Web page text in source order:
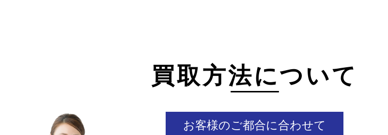
買取方法について
お客様のご都合に合わせて